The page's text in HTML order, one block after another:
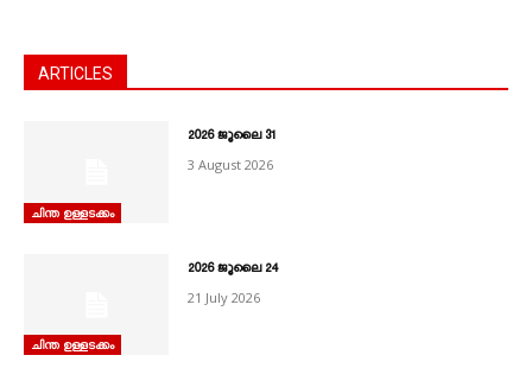
ARTICLES
ചിന്ത ഉള്ളടക്കം
2026 ജൂലൈ 31
3 August 2026
ചിന്ത ഉള്ളടക്കം
2026 ജൂലൈ 24
21 July 2026